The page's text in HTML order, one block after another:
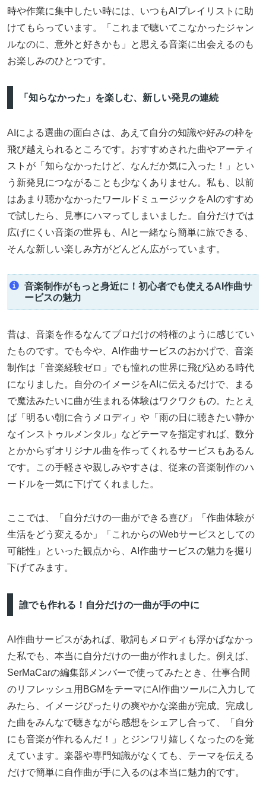
時や作業に集中したい時には、いつもAIプレイリストに助
けてもらっています。「これまで聴いてこなかったジャン
ルなのに、意外と好きかも」と思える音楽に出会えるのも
お楽しみのひとつです。
「知らなかった」を楽しむ、新しい発見の連続
AIによる選曲の面白さは、あえて自分の知識や好みの枠を
飛び越えられるところです。おすすめされた曲やアーティ
ストが「知らなかったけど、なんだか気に入った！」とい
う新発見につながることも少なくありません。私も、以前
はあまり聴かなかったワールドミュージックをAIのすすめ
で試したら、見事にハマってしまいました。自分だけでは
広げにくい音楽の世界も、AIと一緒なら簡単に旅できる、
そんな新しい楽しみ方がどんどん広がっています。
音楽制作がもっと身近に！初心者でも使えるAI作曲サ
ービスの魅力
昔は、音楽を作るなんてプロだけの特権のように感じてい
たものです。でも今や、AI作曲サービスのおかげで、音楽
制作は「音楽経験ゼロ」でも憧れの世界に飛び込める時代
になりました。自分のイメージをAIに伝えるだけで、まる
で魔法みたいに曲が生まれる体験はワクワクもの。たとえ
ば「明るい朝に合うメロディ」や「雨の日に聴きたい静か
なインストゥルメンタル」などテーマを指定すれば、数分
とかからずオリジナル曲を作ってくれるサービスもあるん
です。この手軽さや親しみやすさは、従来の音楽制作のハ
ードルを一気に下げてくれました。
ここでは、「自分だけの一曲ができる喜び」「作曲体験が
生活をどう変えるか」「これからのWebサービスとしての
可能性」といった観点から、AI作曲サービスの魅力を掘り
下げてみます。
誰でも作れる！自分だけの一曲が手の中に
AI作曲サービスがあれば、歌詞もメロディも浮かばなかっ
た私でも、本当に自分だけの一曲が作れました。例えば、
SerMaCarの編集部メンバーで使ってみたとき、仕事合間
のリフレッシュ用BGMをテーマにAI作曲ツールに入力して
みたら、イメージぴったりの爽やかな楽曲が完成。完成し
た曲をみんなで聴きながら感想をシェアし合って、「自分
にも音楽が作れるんだ！」とジンワリ嬉しくなったのを覚
えています。楽器や専門知識がなくても、テーマを伝える
だけで簡単に自作曲が手に入るのは本当に魅力的です。